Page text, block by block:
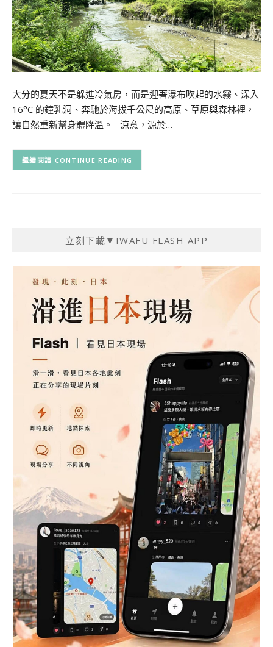
大分的夏天不是躲進冷氣房，而是迎著瀑布吹起的水霧、深入
16°C 的鐘乳洞、奔馳於海拔千公尺的高原、草原與森林裡，
讓自然重新幫身體降溫。 涼意，源於…
CONTINUE READING
立刻下載▼IWAFU FLASH APP